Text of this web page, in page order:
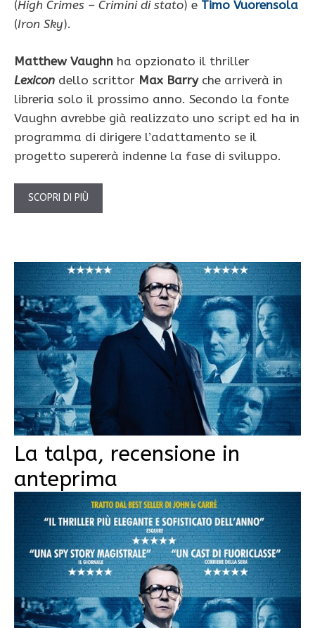
(High Crimes – Crimini di stato) e Timo Vuorensola
(Iron Sky).
Matthew Vaughn ha opzionato il thriller
Lexicon dello scrittor Max Barryche arriverà in
libreria solo il prossimo anno. Secondo la fonte
Vaughn avrebbe già realizzato uno script ed ha in
programma di dirigere l’adattamento se il
progetto supererà indenne la fase di sviluppo.
SCOPRI DI PIÙ
La talpa, recensione in
anteprima